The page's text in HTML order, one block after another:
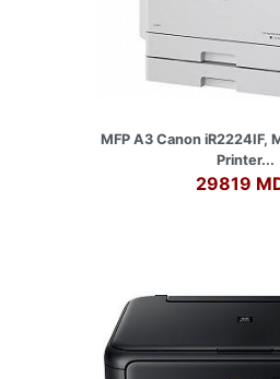
MFP A3 Canon iR2224IF,
Printer...
29819